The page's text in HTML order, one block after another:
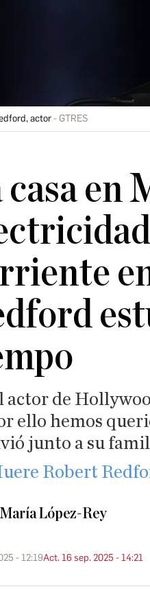
actor GTRES
casa en
actor de
ello hemos
junto a su
Robert
López-Rey
- 12:19Act. 16 sep. 2025 - 14:21